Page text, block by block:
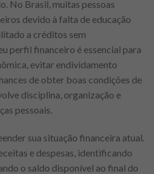
No Brasil, muitas pessoas
devido à falta de educação
a créditos sem
perfil financeiro é essencial para
evitar endividamento
de obter boas condições de
disciplina, organização e
pessoais.
sua situação financeira atual.
e despesas, identificando
o saldo disponível ao final do